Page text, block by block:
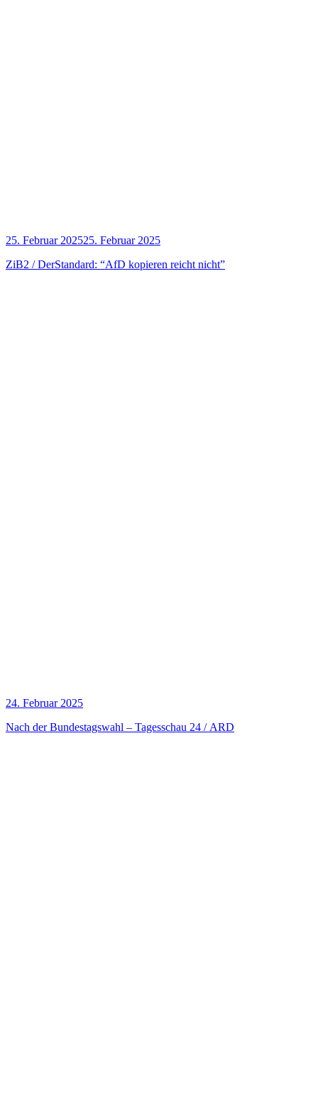
25. Februar 202525. Februar 2025
ZiB2 / Der­Stan­dard: “AfD kopie­ren reicht nicht”
24. Februar 2025
Nach der Bun­des­tags­wahl – Tages­schau 24 / ARD